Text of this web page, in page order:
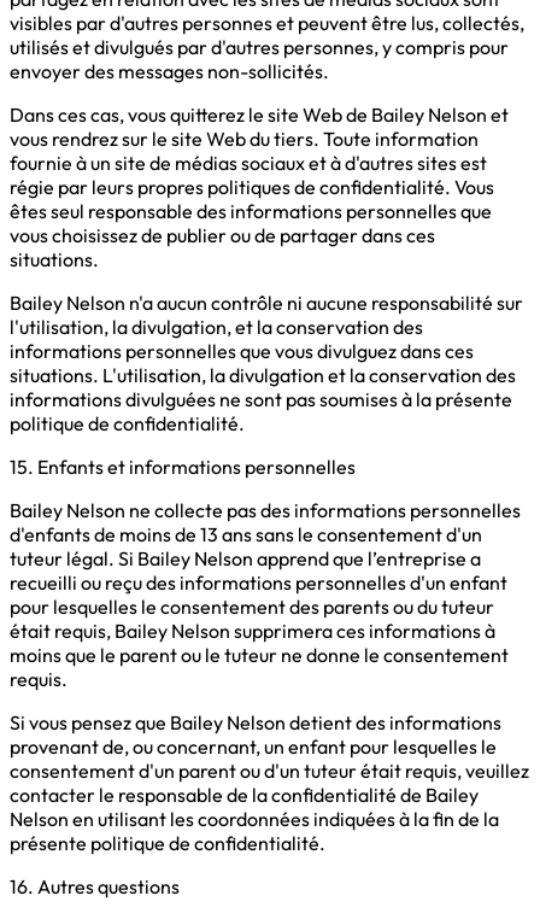
visibles par d'autres personnes et peuvent être lus, collectés,
utilisés et divulgués par d'autres personnes, y compris pour
envoyer des messages non-sollicités.
Dans ces cas, vous quitterez le site Web de Bailey Nelson et
vous rendrez sur le site Web du tiers. Toute information
fournie à un site de médias sociaux et à d'autres sites est
régie par leurs propres politiques de confidentialité. Vous
êtes seul responsable des informations personnelles que
vous choisissez de publier ou de partager dans ces
situations.
Bailey Nelson n'a aucun contrôle ni aucune responsabilité sur
l'utilisation, la divulgation, et la conservation des
informations personnelles que vous divulguez dans ces
situations. L'utilisation, la divulgation et la conservation des
informations divulguées ne sont pas soumises à la présente
politique de confidentialité.
15. Enfants et informations personnelles
Bailey Nelson ne collecte pas des informations personnelles
d'enfants de moins de 13 ans sans le consentement d'un
tuteur légal. Si Bailey Nelson apprend que l’entreprise a
recueilli ou reçu des informations personnelles d'un enfant
pour lesquelles le consentement des parents ou du tuteur
était requis, Bailey Nelson supprimera ces informations à
moins que le parent ou le tuteur ne donne le consentement
requis.
Si vous pensez que Bailey Nelson detient des informations
provenant de, ou concernant, un enfant pour lesquelles le
consentement d'un parent ou d'un tuteur était requis, veuillez
contacter le responsable de la confidentialité de Bailey
Nelson en utilisant les coordonnées indiquées à la fin de la
présente politique de confidentialité.
16. Autres questions